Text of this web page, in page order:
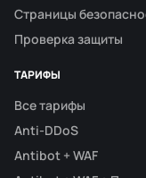
Страницы
Проверка защиты
ТАРИФЫ
Все тарифы
Anti-DDoS
Antibot + WAF